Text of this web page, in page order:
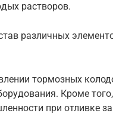
растворов.
различных
тормозных
Кроме
при отливке